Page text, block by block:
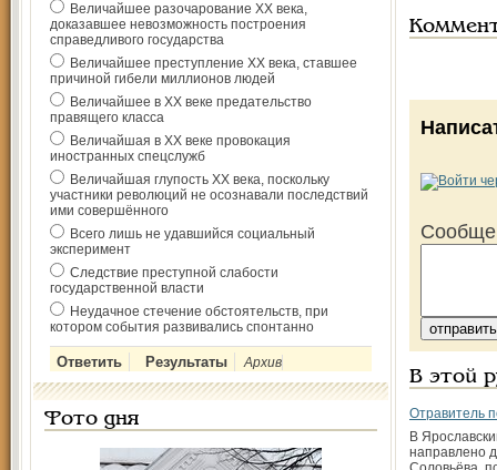
Величайшее разочарование ХХ века,
доказавшее невозможность построения
справедливого государства
Величайшее преступление ХХ века, ставшее
причиной гибели миллионов людей
Величайшее в ХХ веке предательство
правящего класса
Величайшая в ХХ веке провокация
иностранных спецслужб
Величайшая глупость ХХ века, поскольку
участники революций не осознавали последствий
ими совершённого
Всего лишь не удавшийся социальный
эксперимент
Следствие преступной слабости
государственной власти
Неудачное стечение обстоятельств, при
котором события развивались спонтанно
Архив
Фото дня
В этой
Отравитель
В
направлено